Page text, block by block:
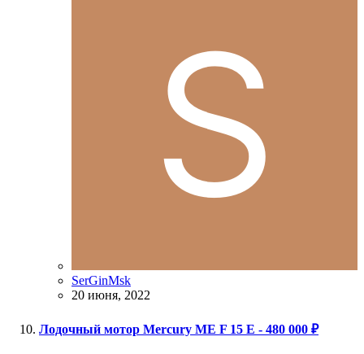
SerGinMsk
20 июня, 2022
Лодочный мотор Mercury ME F 15 E - 480 000 ₽